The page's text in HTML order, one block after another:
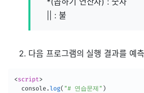
|| : 불
다음 프로그램의 실행 결과를 예
<script>
  console
.log( "# 연습문제" )